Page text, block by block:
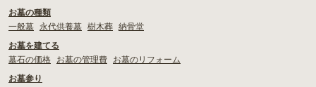
お墓の種類
一般墓
永代供養墓 樹木葬 納骨堂
お墓を建てる
墓石の価格
お墓の管理費
お墓のリフォーム
お墓参り